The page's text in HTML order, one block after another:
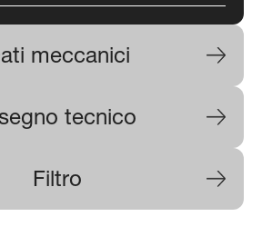
meccanici
tecnico
Filtro